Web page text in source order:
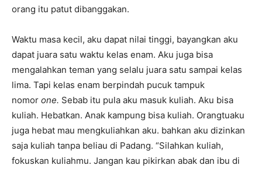
orang itu patut dibanggakan.
Waktu masa kecil, aku dapat nilai tinggi, bayangkan aku
dapat juara satu waktu kelas enam. Aku juga bisa
mengalahkan teman yang selalu juara satu sampai kelas
lima. Tapi kelas enam berpindah pucuk tampuk
nomor one. Sebab itu pula aku masuk kuliah. Aku bisa
kuliah. Hebatkan. Anak kampung bisa kuliah. Orangtuaku
juga hebat mau mengkuliahkan aku. bahkan aku dizinkan
saja kuliah tanpa beliau di Padang. “Silahkan kuliah,
fokuskan kuliahmu. Jangan kau pikirkan abak dan ibu di